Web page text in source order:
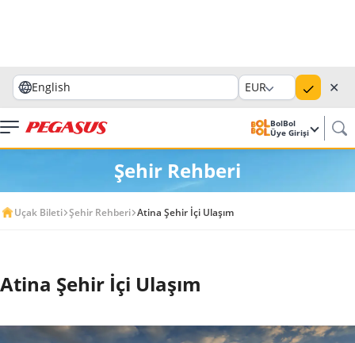
English EUR ✕
BolBol
Üye Girişi
Şehir Rehberi
Uçak Bileti Şehir Rehberi Atina Şehir İçi Ulaşım
Atina Şehir İçi Ulaşım